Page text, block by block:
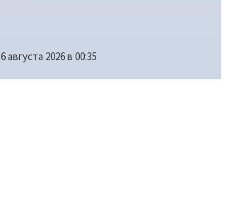
6 августа 2026 в 00:35